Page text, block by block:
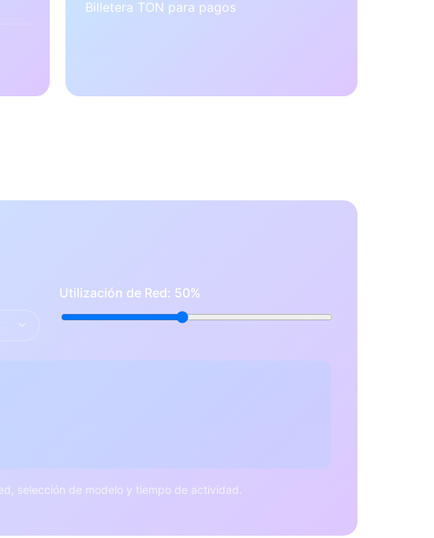
Billetera TON para pagos
Utilización de Red: 50%
selección de modelo y tiempo de actividad.